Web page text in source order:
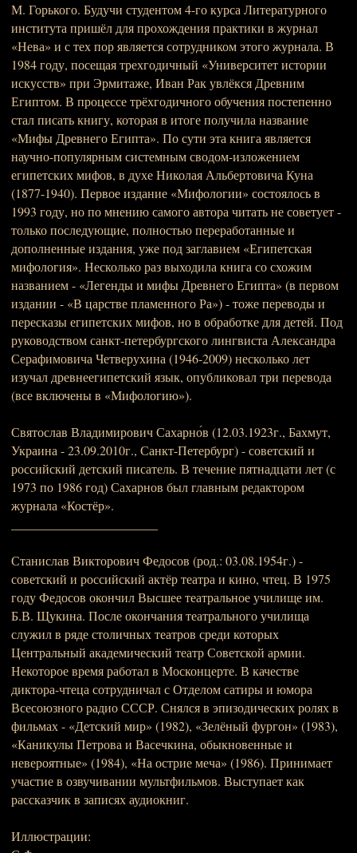
М. Горького. Будучи студентом 4-го курса Литературного
института пришёл для прохождения практики в журнал
«Нева» и с тех пор является сотрудником этого журнала. В
1984 году, посещая трехгодичный «Университет истории
искусств» при Эрмитаже, Иван Рак увлёкся Древним
Египтом. В процессе трёхгодичного обучения постепенно
стал писать книгу, которая в итоге получила название
«Мифы Древнего Египта». По сути эта книга является
научно-популярным системным сводом-изложением
египетских мифов, в духе Николая Альбертовича Куна
(1877-1940). Первое издание «Мифологии» состоялось в
1993 году, но по мнению самого автора читать не советует -
только последующие, полностью переработанные и
дополненные издания, уже под заглавием «Египетская
мифология». Несколько раз выходила книга со схожим
названием - «Легенды и мифы Древнего Египта» (в первом
издании - «В царстве пламенного Ра») - тоже переводы и
пересказы египетских мифов, но в обработке для детей. Под
руководством санкт-петербургского лингвиста Александра
Серафимовича Четверухина (1946-2009) несколько лет
изучал древнеегипетский язык, опубликовал три перевода
(все включены в «Мифологию»).
Святослав Владимирович Сахарно́в (12.03.1923г., Бахмут,
Украина - 23.09.2010г., Санкт-Петербург) - советский и
российский детский писатель. В течение пятнадцати лет (с
1973 по 1986 год) Сахарнов был главным редактором
журнала «Костёр».
Станислав Викторович Федосов (род.: 03.08.1954г.) -
советский и российский актёр театра и кино, чтец. В 1975
году Федосов окончил Высшее театральное училище им.
Б.В. Щукина. После окончания театрального училища
служил в ряде столичных театров среди которых
Центральный академический театр Советской армии.
Некоторое время работал в Москонцерте. В качестве
диктора-чтеца сотрудничал с Отделом сатиры и юмора
Всесоюзного радио СССР. Снялся в эпизодических ролях в
фильмах - «Детский мир» (1982), «Зелёный фургон» (1983),
«Каникулы Петрова и Васечкина, обыкновенные и
невероятные» (1984), «На острие меча» (1986). Принимает
участие в озвучивании мультфильмов. Выступает как
рассказчик в записях аудиокниг.
Иллюстрации: